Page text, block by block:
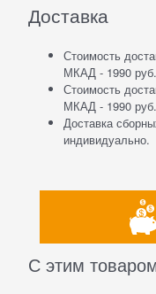
Доставка
Стоимость
МКАД - 1990 руб.
Стоимость
МКАД - 1990
Доставка
индивидуально.
С этим